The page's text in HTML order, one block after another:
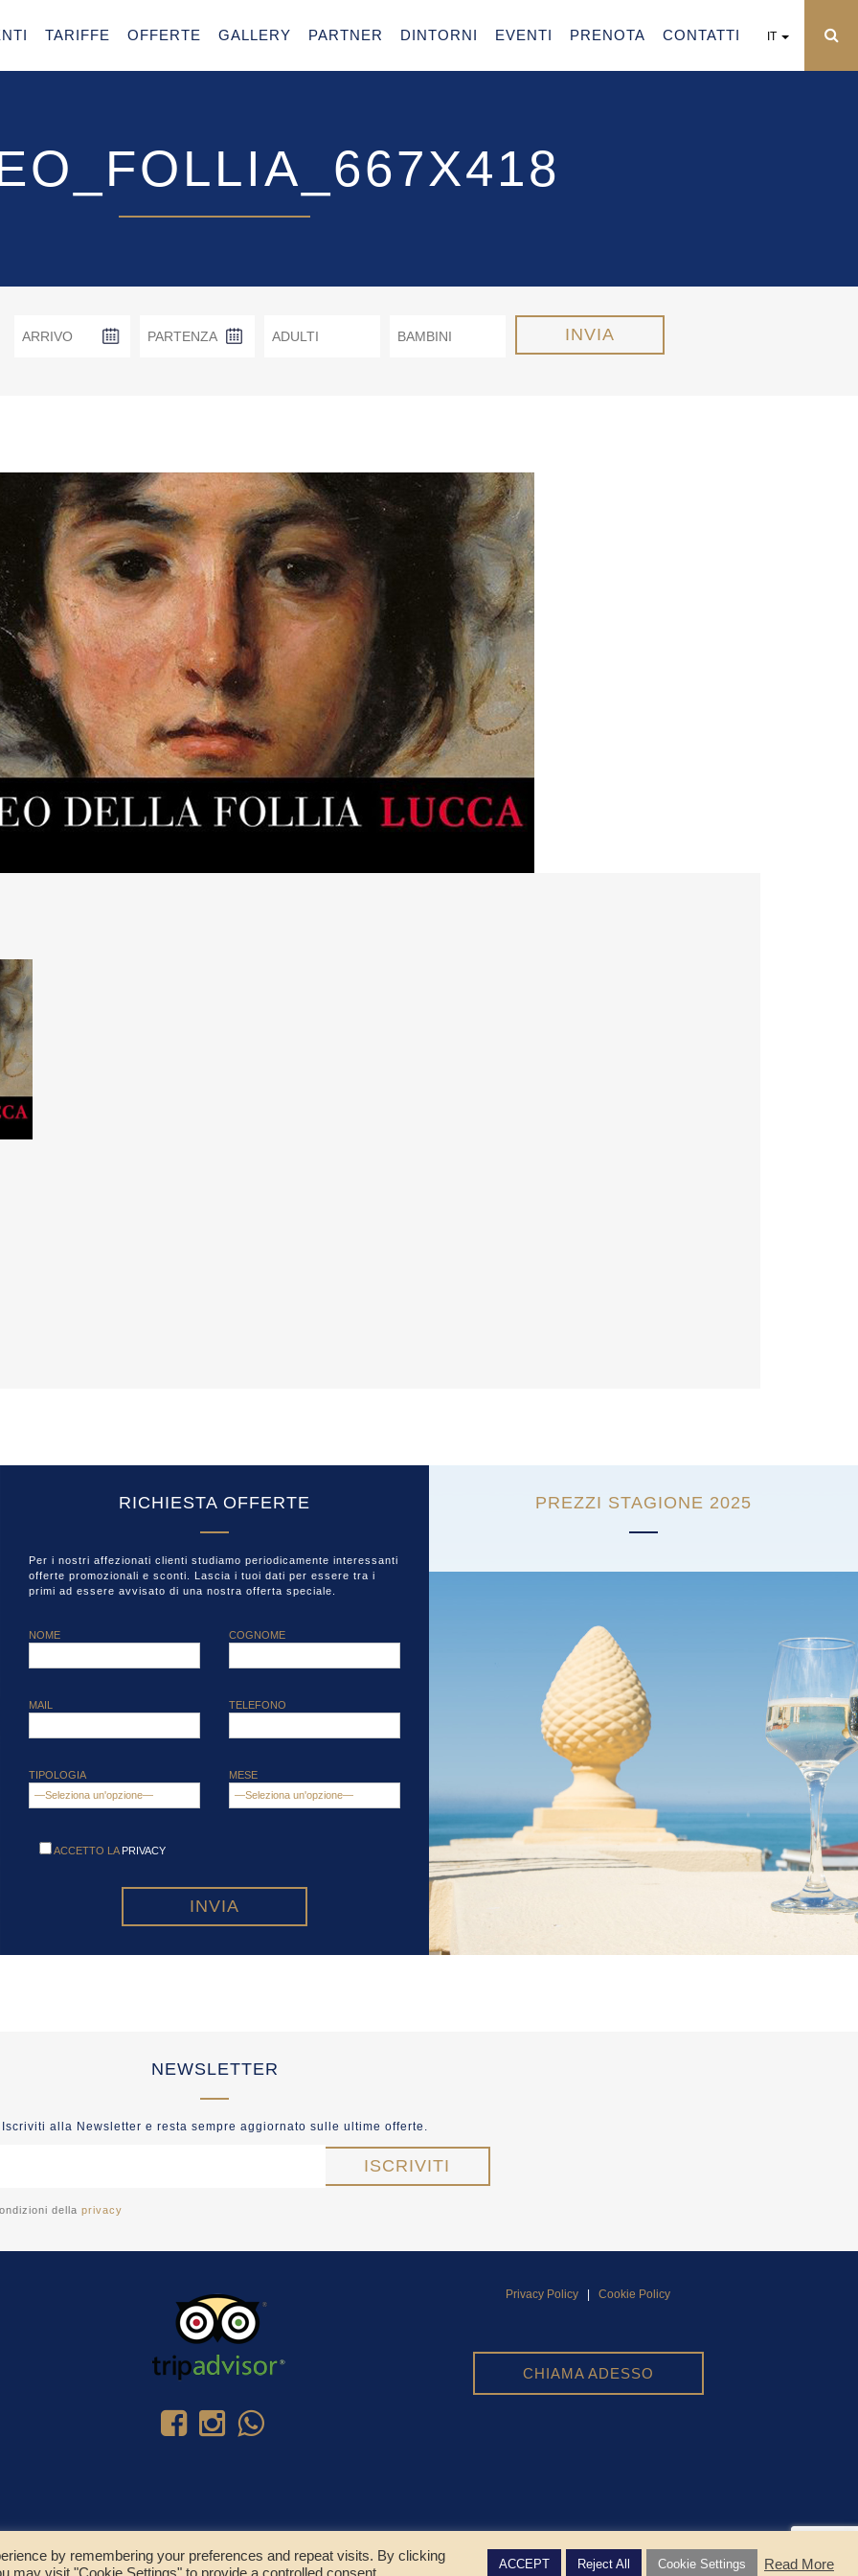
TARIFFE OFFERTE GALLERY PARTNER DINTORNI EVENTI PRENOTA CONTATTI IT
RICHIESTA OFFERTE
Per i nostri affezionati clienti studiamo periodicamente interessanti
offerte promozionali e sconti. Lascia i tuoi dati per essere tra i
primi ad essere avvisato di una nostra offerta speciale.
NOME COGNOME
MAIL TELEFONO
TIPOLOGIA MESE
ACCETTO LA PRIVACY
PREZZI STAGIONE 2025
NEWSLETTER
Iscriviti alla Newsletter e resta sempre aggiornato sulle ultime offerte.
dellaprivacy
Privacy Policy Cookie Policy
CHIAMA ADESSO
© Copyright 2025 - Residence Colombo Srl
by remembering your preferences and repeat visits. By clicking
may visit "Cookie Settings" to provide a controlled consent.
ACCEPT Reject All Cookie Settings Read More